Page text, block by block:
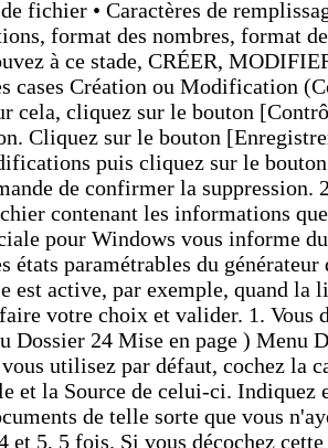
fichier • Caractères de
format des nombres, format
à ce stade, CRÉER,
cases Création ou Modification
cela, cliquez sur le bouton
Cliquez sur le bouton
puis cliquez sur le
de confirmer la
contenant les informations
pour Windows vous informe
états paramétrables du
est active, par exemple, quand
votre choix et valider. 1.
Dossier 24 Mise en page ) Menu
utilisez par défaut, cochez la
et la Source de celui-ci. Indiquez
de telle sorte que vous
et 5, 5 fois. Si vous décochez